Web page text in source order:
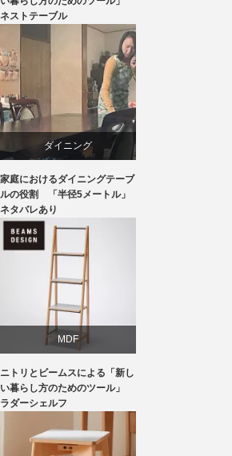
ブランディング
ライフスタイル
家具
ネストテーブル
ダイニング
テーブル
ライフスタイル
椅子
家庭におけるダイニングテーブ
ルの役割 「半径5メートル」
ネタバレあり
MDF
ニトリ
ビーチ
ニトリとビームスによる「新し
い暮らし方のためのツール」
ラダーシェルフ